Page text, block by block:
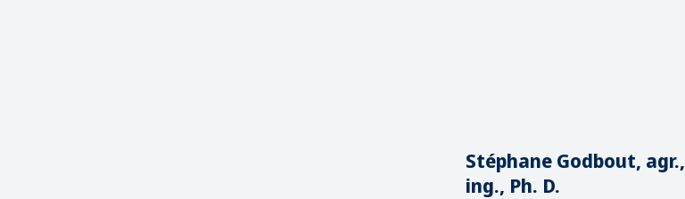
Stéphane Godbout, agr.,
ing., Ph. D.